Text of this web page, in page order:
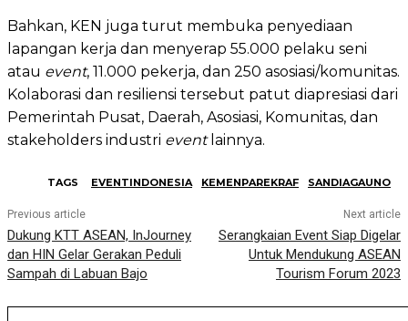
Bahkan, KEN juga turut membuka penyediaan
lapangan kerja dan menyerap 55.000 pelaku seni
atau event, 11.000 pekerja, dan 250 asosiasi/komunitas.
Kolaborasi dan resiliensi tersebut patut diapresiasi dari
Pemerintah Pusat, Daerah, Asosiasi, Komunitas, dan
stakeholders industri eventlainnya.
TAGS EVENTINDONESIA KEMENPAREKRAF SANDIAGAUNO
Previous article
Dukung KTT ASEAN, InJourney
dan HIN Gelar Gerakan Peduli
Sampah di Labuan Bajo
Next article
Serangkaian Event Siap Digelar
Untuk Mendukung ASEAN
Tourism Forum 2023